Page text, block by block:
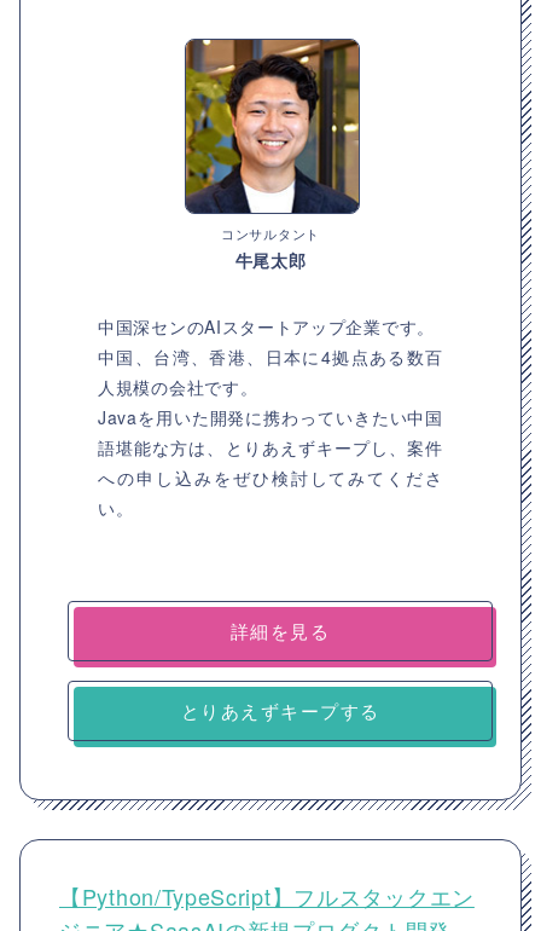
コンサルタント
牛尾太郎
中国深センのAIスタートアップ企業です。
中国、台湾、香港、日本に4拠点ある数百
人規模の会社です。
Javaを用いた開発に携わっていきたい中国
語堪能な方は、とりあえずキープし、案件
への申し込みをぜひ検討してみてくださ
い。
詳細を見る
とりあえずキープする
【Python/TypeScript】フルスタックエン